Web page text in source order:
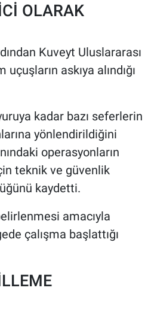
OLARAK
Kuveyt Uluslararası
askıya alındığı
kadar bazı seferlerin
yönlendirildiğini
operasyonların
teknik ve güvenlik
kaydetti.
amacıyla
çalışma başlattığı